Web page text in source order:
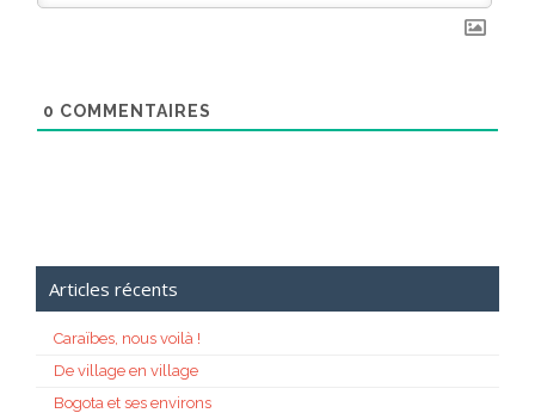
0 COMMENTAIRES
Articles récents
Caraïbes, nous voilà !
De village en village
Bogota et ses environs